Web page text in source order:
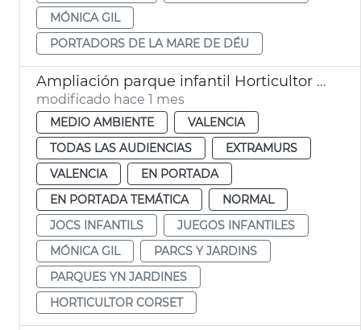
MÓNICA GIL
PORTADORS DE LA MARE DE DÉU
Ampliación parque infantil Horticultor Corset
modificado hace 1 mes
MEDIO AMBIENTE
VALENCIA
TODAS LAS AUDIENCIAS
EXTRAMURS
VALENCIA
EN PORTADA
EN PORTADA TEMÁTICA
NORMAL
JOCS INFANTILS
JUEGOS INFANTILES
MÓNICA GIL
PARCS Y JARDINS
PARQUES YN JARDINES
HORTICULTOR CORSET